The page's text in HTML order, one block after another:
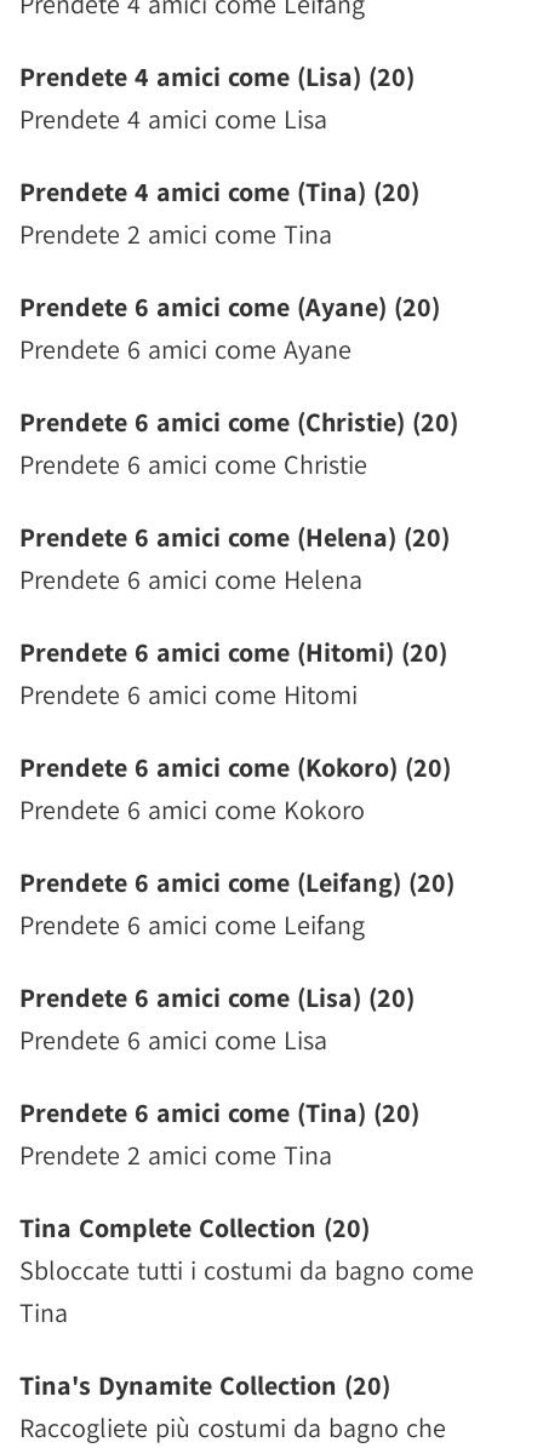
Prendete 4 amici come (Lisa) (20)
Prendete 4 amici come Lisa
Prendete 4 amici come (Tina) (20)
Prendete 2 amici come Tina
Prendete 6 amici come (Ayane) (20)
Prendete 6 amici come Ayane
Prendete 6 amici come (Christie) (20)
Prendete 6 amici come Christie
Prendete 6 amici come (Helena) (20)
Prendete 6 amici come Helena
Prendete 6 amici come (Hitomi) (20)
Prendete 6 amici come Hitomi
Prendete 6 amici come (Kokoro) (20)
Prendete 6 amici come Kokoro
Prendete 6 amici come (Leifang) (20)
Prendete 6 amici come Leifang
Prendete 6 amici come (Lisa) (20)
Prendete 6 amici come Lisa
Prendete 6 amici come (Tina) (20)
Prendete 2 amici come Tina
Tina Complete Collection (20)
Sbloccate tutti i costumi da bagno come
Tina
Tina's Dynamite Collection (20)
Raccogliete più costumi da bagno che